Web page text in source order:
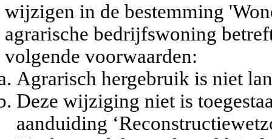
wijzigen in de bestemming
agrarische bedrijfswoning
volgende voorwaarden:
Agrarisch hergebruik is niet
Deze wijziging niet is
aanduiding